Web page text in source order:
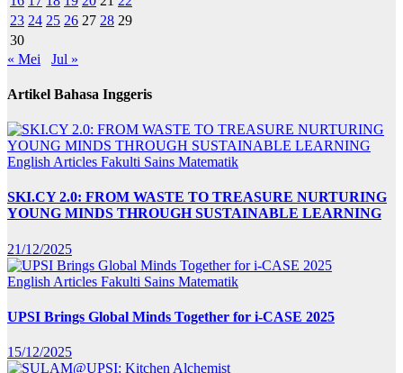
23 24 25 26 27 28 29
30
« Mei
Jul »
Artikel Bahasa Inggeris
English Articles Fakulti Sains Matematik
SKI.CY 2.0: FROM WASTE TO TREASURE NURTURING
YOUNG MINDS THROUGH SUSTAINABLE LEARNING
21/12/2025
English Articles Fakulti Sains Matematik
UPSI Brings Global Minds Together for i-CASE 2025
15/12/2025